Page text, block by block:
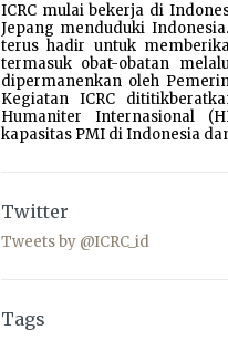
ICRC mulai bekerja di
Jepang menduduki
terus hadir untuk
termasuk obat-obatan
dipermanenkan oleh
Kegiatan ICRC
Humaniter Internasional
kapasitas PMI di Indonesia
Twitter
Tweets by @ICRC_id
Tags